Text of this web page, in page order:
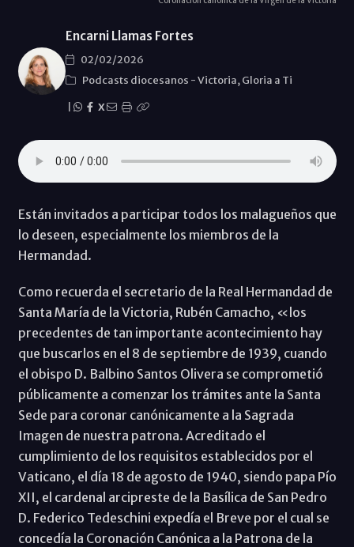
Encarni Llamas Fortes
02/02/2026
Podcasts diocesanos -Victoria, Gloria a Ti
X
Están invitados a participar todos los malagueños que
lo deseen, especialmente los miembros de la
Hermandad.
Como recuerda el secretario de la Real Hermandad de
Santa María de la Victoria, Rubén Camacho, «los
precedentes de tan importante acontecimiento hay
que buscarlos en el 8 de septiembre de 1939, cuando
el obispo D. Balbino Santos Olivera se comprometió
públicamente a comenzar los trámites ante la Santa
Sede para coronar canónicamente a la Sagrada
Imagen de nuestra patrona. Acreditado el
cumplimiento de los requisitos establecidos por el
Vaticano, el día 18 de agosto de 1940, siendo papa Pío
XII, el cardenal arcipreste de la Basílica de San Pedro
D. Federico Tedeschini expedía el Breve por el cual se
concedía la Coronación Canónica a la Patrona de la